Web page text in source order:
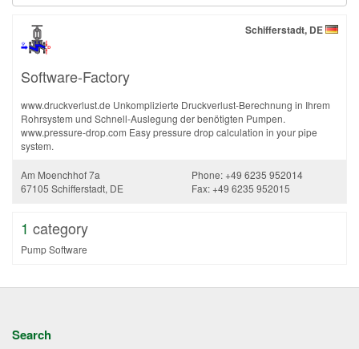
Schifferstadt, DE
Software-Factory
www.druckverlust.de Unkomplizierte Druckverlust-Berechnung in Ihrem
Rohrsystem und Schnell-Auslegung der benötigten Pumpen.
www.pressure-drop.com Easy pressure drop calculation in your pipe
system.
Am Moenchhof 7a
67105 Schifferstadt, DE
Phone: +49 6235 952014
Fax: +49 6235 952015
1 category
Pump Software
Search